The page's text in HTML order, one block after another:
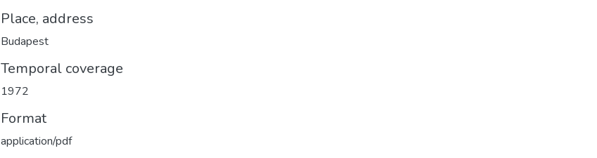
Place, address
Budapest
Temporal coverage
1972
Format
application/pdf